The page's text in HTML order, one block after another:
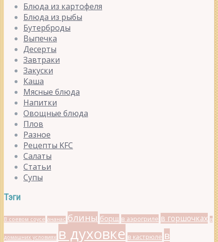
Блюда из картофеля
Блюда из рыбы
Бутерброды
Выпечка
Десерты
Завтраки
Закуски
Каша
Мясные блюда
Напитки
Овощные блюда
Плов
Разное
Рецепты KFC
Салаты
Статьи
Супы
Тэги
В соевом соусе ананас блины борщ в аэрогриле в горшочках в
домашних условиях в духовке в кастрюле в